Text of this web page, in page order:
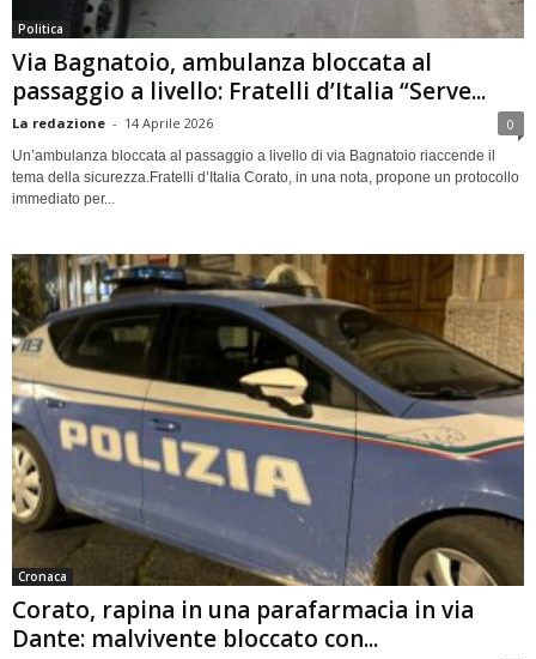
Politica
Via Bagnatoio, ambulanza bloccata al
passaggio a livello: Fratelli d’Italia “Serve...
La redazione - 14 Aprile 2026 0
Un’ambulanza bloccata al passaggio a livello di via Bagnatoio riaccende il
tema della sicurezza.Fratelli d’Italia Corato, in una nota, propone un protocollo
immediato per...
Cronaca
Corato, rapina in una parafarmacia in via
Dante: malvivente bloccato con...